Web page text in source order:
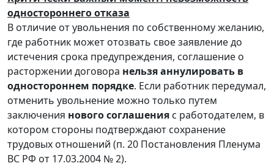
одностороннего отказа
В отличие от увольнения по собственному желанию,
где работник может отозвать свое заявление до
истечения срока предупреждения, соглашение о
расторжении договора нельзя аннулировать в
одностороннем порядке. Если работник передумал,
отменить увольнение можно только путем
заключения нового соглашения с работодателем, в
котором стороны подтверждают сохранение
трудовых отношений (п. 20 Постановления Пленума
ВС РФ от 17.03.2004 № 2).